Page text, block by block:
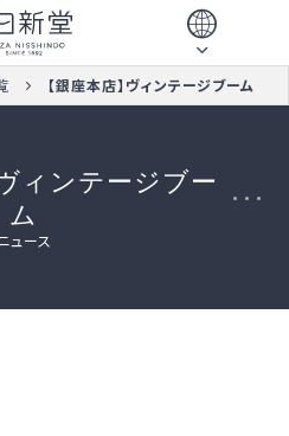
【銀座本店】ヴィンテージブーム
ィンテージブー
ム
ュース